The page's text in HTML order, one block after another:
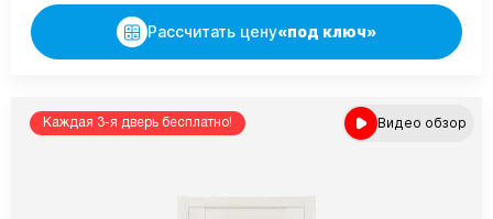
Рассчитать цену«под ключ»
Каждая 3-я дверь бесплатно! Видео обзор